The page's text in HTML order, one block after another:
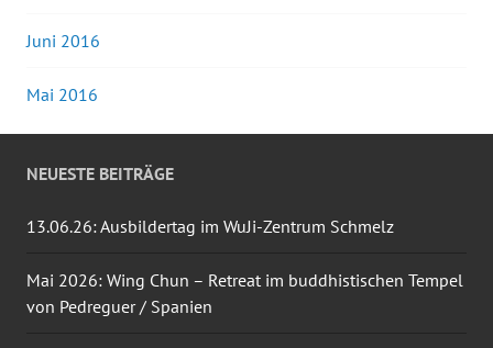
Juni 2016
Mai 2016
NEUESTE BEITRÄGE
13.06.26: Ausbildertag im WuJi-Zentrum Schmelz
Mai 2026: Wing Chun – Retreat im buddhistischen Tempel
von Pedreguer / Spanien